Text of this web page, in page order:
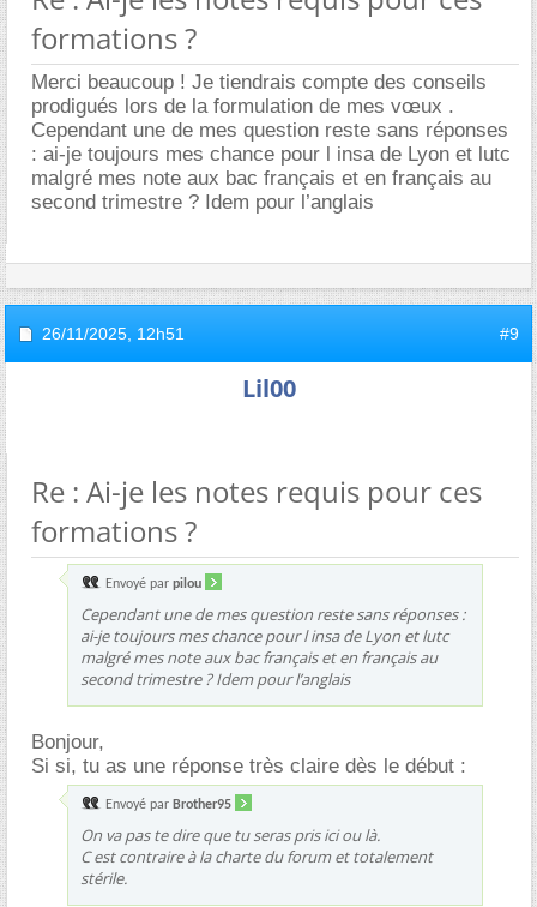
formations ?
Merci beaucoup ! Je tiendrais compte des conseils
prodigués lors de la formulation de mes vœux .
Cependant une de mes question reste sans réponses
: ai-je toujours mes chance pour l insa de Lyon et lutc
malgré mes note aux bac français et en français au
second trimestre ? Idem pour l’anglais
26/11/2025, 12h51 #9
Lil00
Re : Ai-je les notes requis pour ces
formations ?
Envoyé par pilou
Cependant une de mes question reste sans réponses :
ai-je toujours mes chance pour l insa de Lyon et lutc
malgré mes note aux bac français et en français au
second trimestre ? Idem pour l’anglais
Bonjour,
Si si, tu as une réponse très claire dès le début :
Envoyé par Brother95
On va pas te dire que tu seras pris ici ou là.
C est contraire à la charte du forum et totalement
stérile.